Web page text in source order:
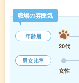
職場の雰囲気
年齢層
20代
男女比率
女性